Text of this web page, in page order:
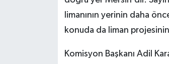
limanının yerinin daha
konuda da liman
Komisyon Başkanı Adil